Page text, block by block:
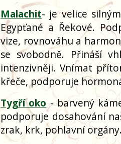
Malachit- je velice
Egypťané a Řekové.
vize, rovnováhu a
se svobodně. Přináší
intenzivněji. Vnímat
křeče, podporuje
Tygří oko - barvený
podporuje dosahování
zrak, krk, pohlavní